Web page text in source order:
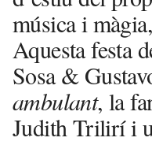
música i
Aquesta festa
Sosa &
ambulant, la
Judith Trilirí i